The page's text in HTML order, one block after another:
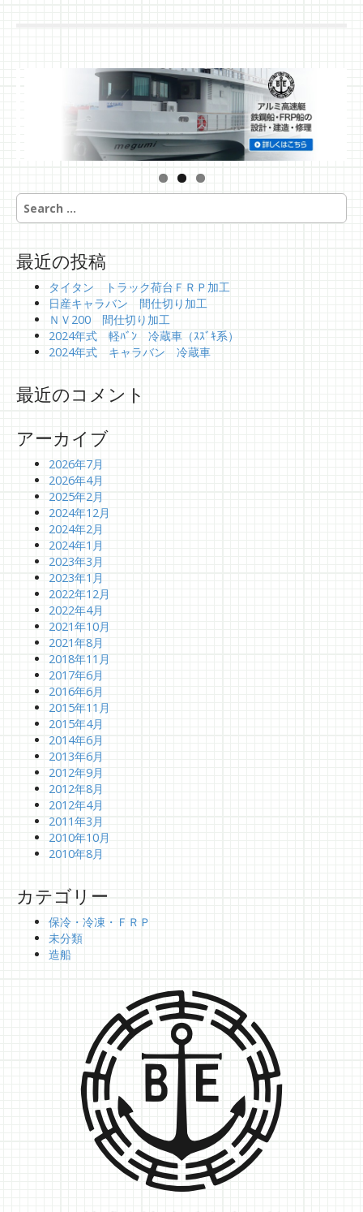
S
c
最近の投稿
タイタン トラック荷台ＦＲＰ加工
日産キャラバン 間仕切り加工
ＮＶ200 間仕切り加工
2024年式 軽ﾊﾞﾝ 冷蔵車（ｽｽﾞｷ系）
2024年式 キャラバン 冷蔵車
最近のコメント
アーカイブ
2026年7月
2026年4月
2025年2月
2024年12月
2024年2月
2024年1月
2023年3月
2023年1月
2022年12月
2022年4月
2021年10月
2021年8月
2018年11月
2017年6月
2016年6月
2015年11月
2015年4月
2014年6月
2013年6月
2012年9月
2012年8月
2012年4月
2011年3月
2010年10月
2010年8月
カテゴリー
保冷・冷凍・ＦＲＰ
未分類
造船